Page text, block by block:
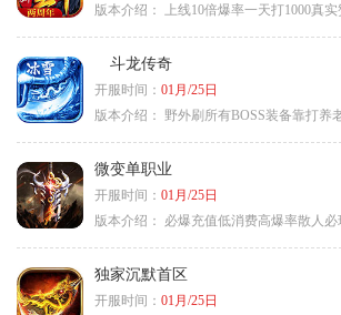
版本介绍：
上线10倍爆率一天打1000真实赞
斗龙传奇
开服时间： 01月/25日
版本介绍：
野外刷所有BOSS装备靠打养
微变单职业
开服时间： 01月/25日
版本介绍：
必爆充值低消费高爆率散人必
独家沉默首区
开服时间： 01月/25日